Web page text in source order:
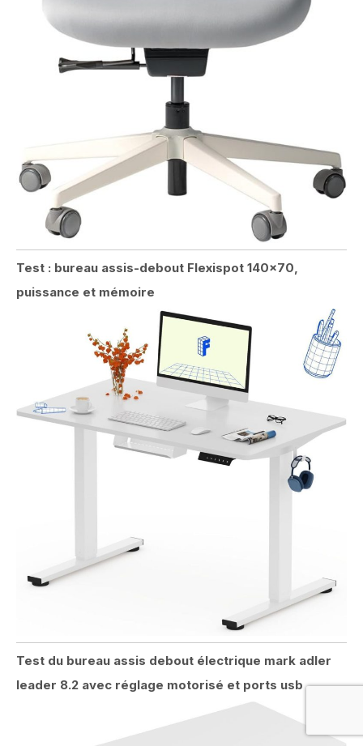
Test : bureau assis-debout Flexispot 140×70,
puissance et mémoire
Test du bureau assis debout électrique mark adler
leader 8.2 avec réglage motorisé et ports usb